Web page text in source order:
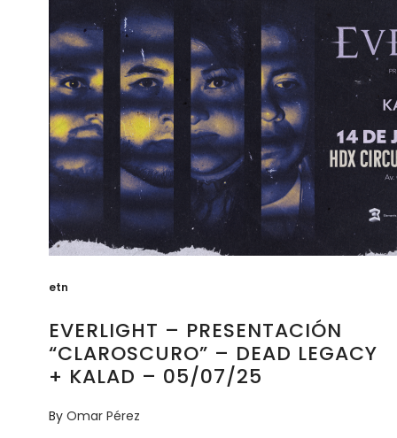
etn
EVERLIGHT – PRESENTACIÓN
“CLAROSCURO” – DEAD LEGACY
+ KALAD – 05/07/25
By Omar Pérez